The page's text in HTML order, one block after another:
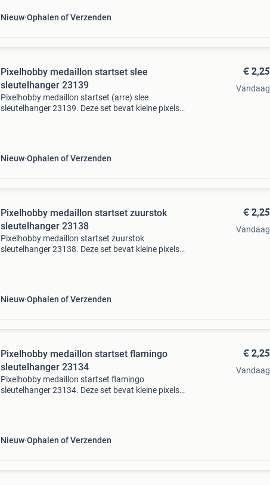
Nieuw Ophalen of Verzenden
Pixelhobby medaillon startset slee
sleutelhanger 23139
Pixelhobby medaillon startset (arre) slee
sleutelhanger 23139. Deze set bevat kleine pixels
Nieuw Ophalen of Verzenden
€ 2,25
Vandaag
Pixelhobby medaillon startset zuurstok
sleutelhanger 23138
Pixelhobby medaillon startset zuurstok
sleutelhanger 23138. Deze set bevat kleine pixels
Nieuw Ophalen of Verzenden
€ 2,25
Vandaag
Pixelhobby medaillon startset flamingo
sleutelhanger 23134
Pixelhobby medaillon startset flamingo
sleutelhanger 23134. Deze set bevat kleine pixels
Nieuw Ophalen of Verzenden
€ 2,25
Vandaag